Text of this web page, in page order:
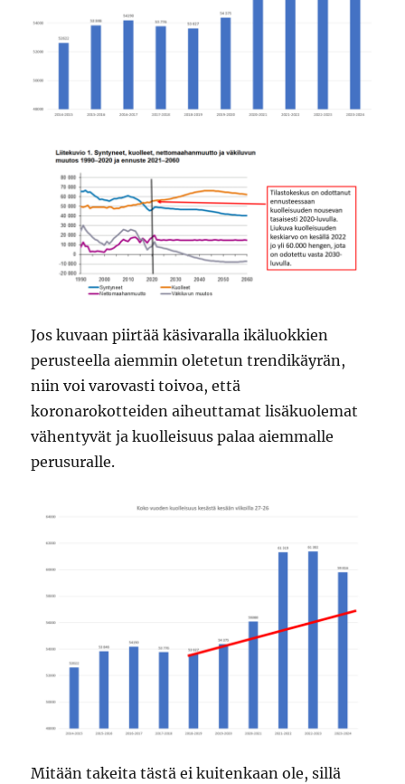
Jos kuvaan piirtää käsivaralla ikäluokkien
perusteella aiemmin oletetun trendikäyrän,
niin voi varovasti toivoa, että
koronarokotteiden aiheuttamat lisäkuolemat
vähentyvät ja kuolleisuus palaa aiemmalle
perusuralle.
Mitään takeita tästä ei kuitenkaan ole, sillä